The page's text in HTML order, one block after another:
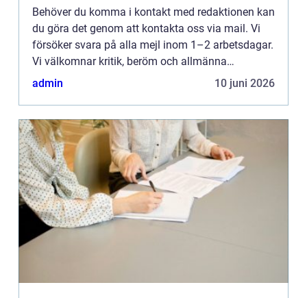
Behöver du komma i kontakt med redaktionen kan
du göra det genom att kontakta oss via mail. Vi
försöker svara på alla mejl inom 1–2 arbetsdagar.
Vi välkomnar kritik, beröm och allmänna
kommentarer till innehållet på vår sida.
admin 10 juni 2026